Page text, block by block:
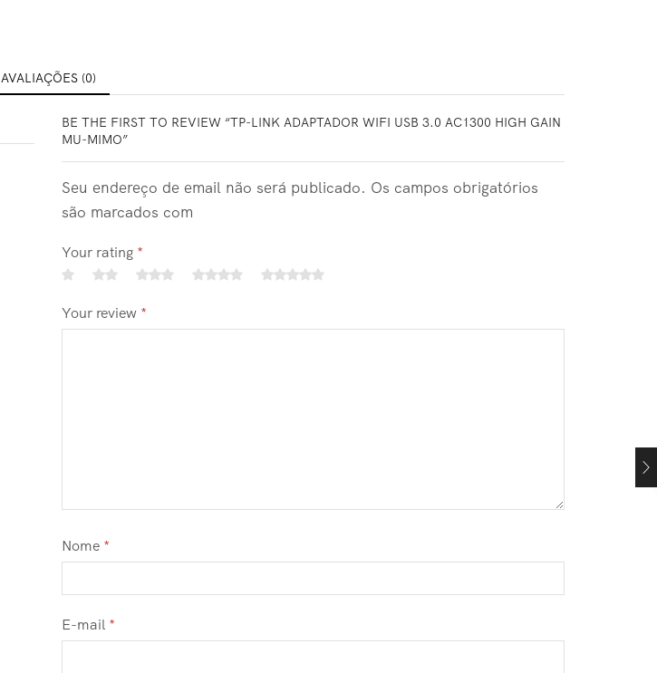
AVALIAÇÕES (0)
BE THE FIRST TO REVIEW “TP-LINK ADAPTADOR WIFI USB 3.0 AC1300 HIGH GAIN
MU-MIMO”
Seu endereço de email não será publicado. Os campos obrigatórios
são marcados com
Your rating *
Your review *
Nome *
E-mail *